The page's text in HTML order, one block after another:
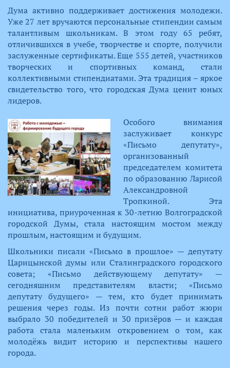
​Дума активно поддерживает достижения молодежи.
Уже 27 лет вручаются персональные стипендии самым
талантливым школьникам. В этом году 65 ребят,
отличившихся в учебе, творчестве и спорте, получили
заслуженные сертификаты. Еще 555 детей, участников
творческ​их и спортивных команд, стали
коллективными стипендиатами. Эта традиция – яркое
свидетельство того, что городская Дума ценит юных
лидеров.​
Особого внимания
заслуживает конкурс
«Письмо депутату»,
организованный
председателем комитета
по образованию Ларисой
Александровной
Тропкиной. Эта
инициатива, приуроченная к 30-летию Волгоградской
городской Думы, стала настоящим мостом между
прошлым, настоящим и будущим.
Школьники писали «Письмо в прошлое» — депутату
Царицынской думы или Сталинградского городского
совета; «Письмо действующему депутату» —
сегодняшним представителям власти; «Письмо
депутату будущего» — тем, кто будет принимать
решения через годы. Из почти сотни работ жюри
выбрало 30 победителей и 30 призёров — и каждая
работа стала маленьким откровением о том, как
молодёжь видит историю и перспективы нашего
города.